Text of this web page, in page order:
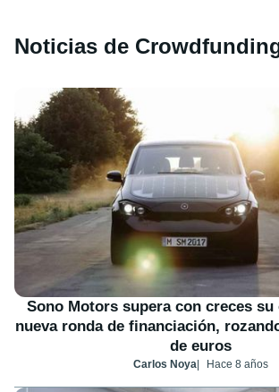
Noticias de
Sono Motors supera con creces
nueva ronda de financiación,
de euros
Carlos Noya Hace 8 años